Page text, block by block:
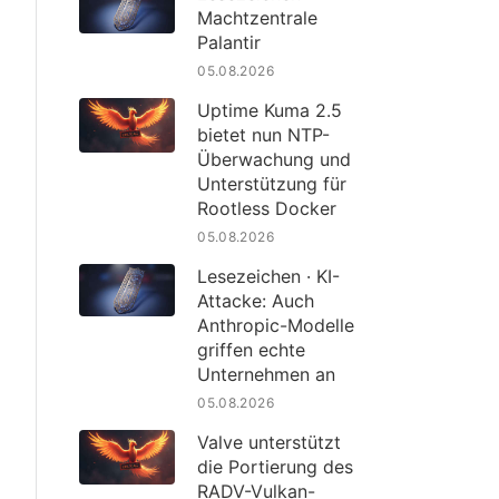
Machtzentrale
Palantir
05.08.2026
Uptime Kuma 2.5
bietet nun NTP-
Überwachung und
Unterstützung für
Rootless Docker
05.08.2026
Lesezeichen · KI-
Attacke: Auch
Anthropic-Modelle
griffen echte
Unternehmen an
05.08.2026
Valve unterstützt
die Portierung des
RADV-Vulkan-